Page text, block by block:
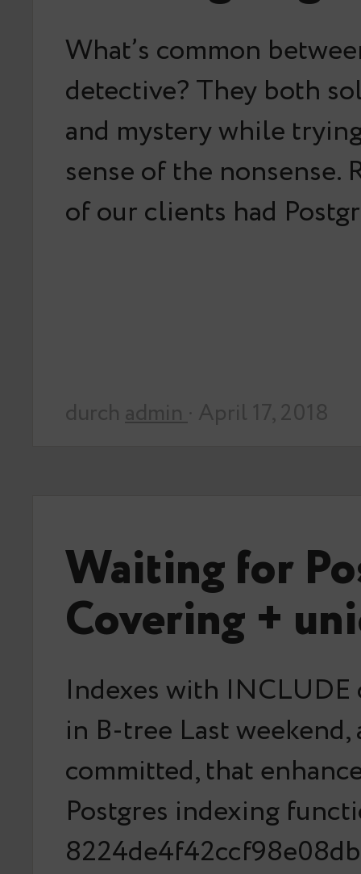
What’s common
detective? They both
and mystery while
sense of the nonsense.
of our clients had
Waiting for
Covering +
Indexes with
in B-tree Last
committed, that
Postgres indexing